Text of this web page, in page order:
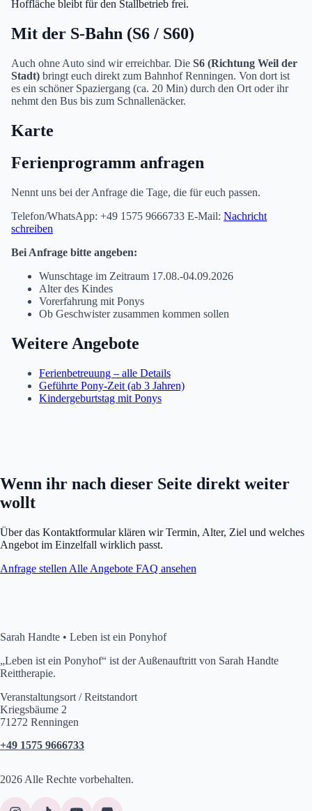
Hoffläche bleibt für den Stallbetrieb frei.
Mit der S-Bahn (S6 / S60)
Auch ohne Auto sind wir erreichbar. Die S6 (Richtung Weil der
Stadt) bringt euch direkt zum Bahnhof Renningen. Von dort ist
es ein schöner Spaziergang (ca. 20 Min) durch den Ort oder ihr
nehmt den Bus bis zum Schnallenäcker.
Karte
Ferienprogramm anfragen
Nennt uns bei der Anfrage die Tage, die für euch passen.
Telefon/WhatsApp: +49 1575 9666733 E-Mail: Nachricht
schreiben
Bei Anfrage bitte angeben:
Wunschtage im Zeitraum 17.08.-04.09.2026
Alter des Kindes
Vorerfahrung mit Ponys
Ob Geschwister zusammen kommen sollen
Weitere Angebote
Ferienbetreuung – alle Details
Geführte Pony-Zeit (ab 3 Jahren)
Kindergeburtstag mit Ponys
Wenn ihr nach dieser Seite direkt weiter
wollt
Über das Kontaktformular klären wir Termin, Alter, Ziel und welches
Angebot im Einzelfall wirklich passt.
Anfrage stellen Alle Angebote FAQ ansehen
Sarah Handte • Leben ist ein Ponyhof
„Leben ist ein Ponyhof“ ist der Außenauftritt von Sarah Handte
Reittherapie.
Veranstaltungsort / Reitstandort
Kriegsbäume 2
71272 Renningen
+49 1575 9666733
2026 Alle Rechte vorbehalten.